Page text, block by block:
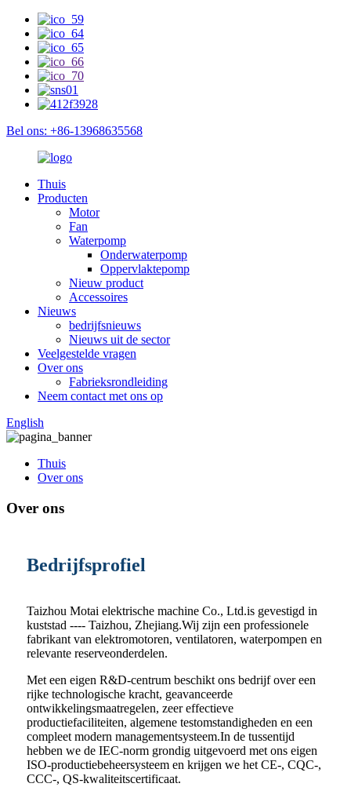
Bel ons: +86-13968635568
Thuis
Producten
Motor
Fan
Waterpomp
Onderwaterpomp
Oppervlaktepomp
Nieuw product
Accessoires
Nieuws
bedrijfsnieuws
Nieuws uit de sector
Veelgestelde vragen
Over ons
Fabrieksrondleiding
Neem contact met ons op
English
Thuis
Over ons
Over ons
Bedrijfsprofiel
Taizhou Motai elektrische machine Co., Ltd.is gevestigd in
kuststad ---- Taizhou, Zhejiang.Wij zijn een professionele
fabrikant van elektromotoren, ventilatoren, waterpompen en
relevante reserveonderdelen.
Met een eigen R&D-centrum beschikt ons bedrijf over een
rijke technologische kracht, geavanceerde
ontwikkelingsmaatregelen, zeer effectieve
productiefaciliteiten, algemene testomstandigheden en een
compleet modern managementsysteem.In de tussentijd
hebben we de IEC-norm grondig uitgevoerd met ons eigen
ISO-productiebeheersysteem en krijgen we het CE-, CQC-,
CCC-, QS-kwaliteitscertificaat.